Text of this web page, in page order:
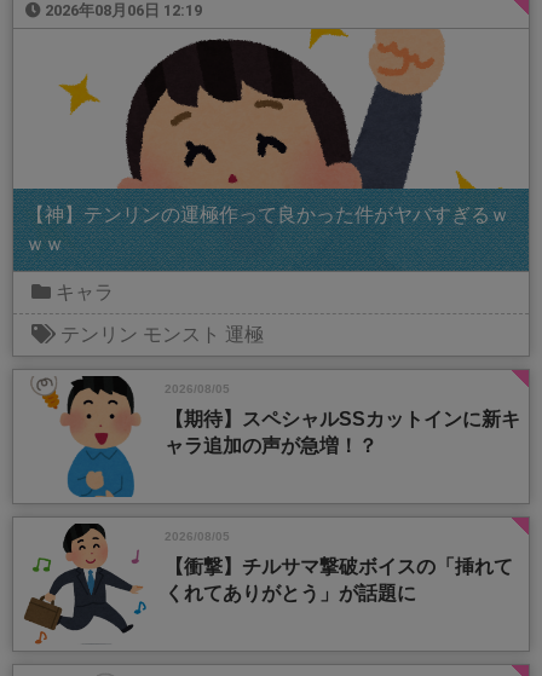
2026年08月06日 12:19
【神】テンリンの運極作って良かった件がヤバすぎるｗ
ｗｗ
キャラ
テンリン モンスト 運極
2026/08/05
【期待】スペシャルSSカットインに新キ
ャラ追加の声が急増！？
2026/08/05
【衝撃】チルサマ撃破ボイスの「挿れて
くれてありがとう」が話題に